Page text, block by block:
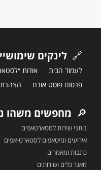
🔗 לינקים
לעמוד הבית אודות
פרסום פוסט אורח
הצהרת
🔎 מחפשים משהו
נותני שירות לסטארטאפים
אירועים ומיטאפים לסטארט-אפים
כתבות ומאמרים
מאגר כלים ושירותים